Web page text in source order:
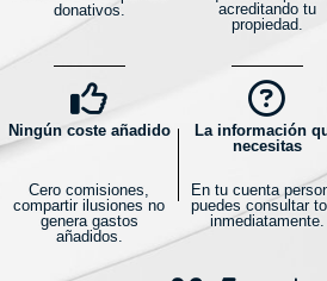
donativos.
acreditando tu
propiedad.
Ningún coste añadido
Cero comisiones,
compartir ilusiones no
genera gastos
añadidos.
La información
necesitas
En tu cuenta
puedes consultar
inmediatamente.